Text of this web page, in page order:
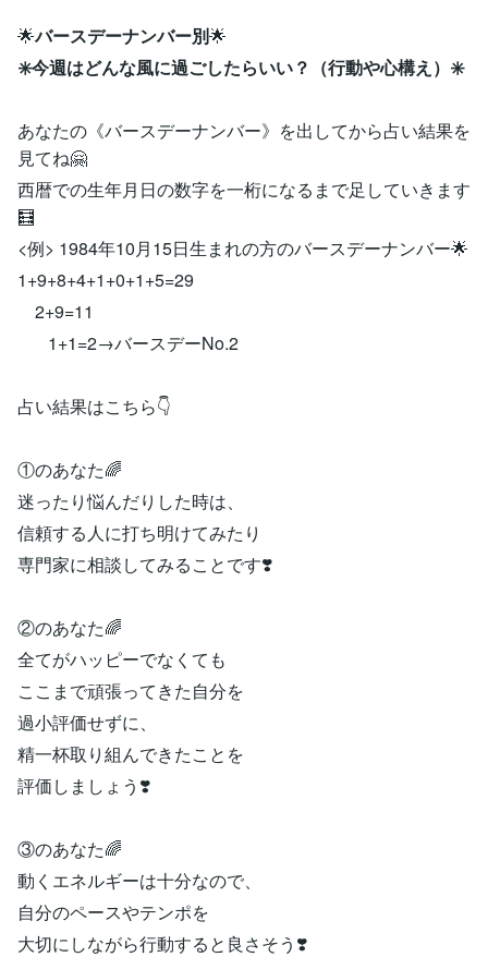
🌟バースデーナンバー別🌟
✳️今週はどんな風に過ごしたらいい？（行動や心構え）✳️
あなたの《バースデーナンバー》を出してから占い結果を
見てね🤗
西暦での生年月日の数字を一桁になるまで足していきます
🧮
<例> 1984年10月15日生まれの方のバースデーナンバー🌟
1+9+8+4+1+0+1+5=29
2+9=11
1+1=2→バースデーNo.2
占い結果はこちら👇
①のあなた🌈
迷ったり悩んだりした時は、
信頼する人に打ち明けてみたり
専門家に相談してみることです❣️
②のあなた🌈
全てがハッピーでなくても
ここまで頑張ってきた自分を
過小評価せずに、
精一杯取り組んできたことを
評価しましょう❣️
③のあなた🌈
動くエネルギーは十分なので、
自分のペースやテンポを
大切にしながら行動すると良さそう❣️